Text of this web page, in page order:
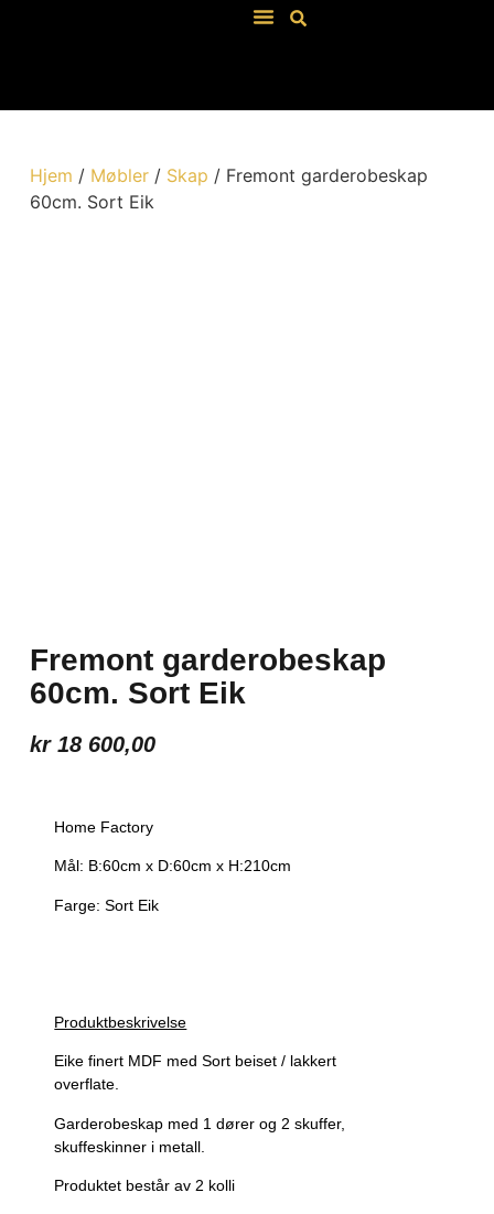
Hjem / Møbler/ Skap / Fremont garderobeskap
60cm. Sort Eik
Fremont garderobeskap
60cm. Sort Eik
kr18 600,00
Home Factory
Mål: B:60cm x D:60cm x H:210cm
Farge: Sort Eik
Produktbeskrivelse
Eike finert MDF med Sort beiset / lakkert
overflate.
Garderobeskap med 1 dører og 2 skuffer,
skuffeskinner i metall.
Produktet består av 2 kolli